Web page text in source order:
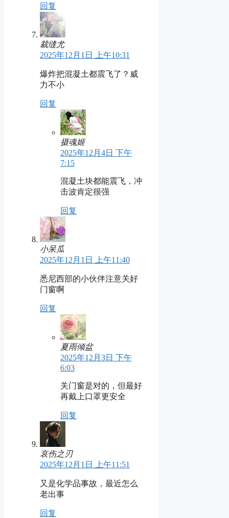
回复
裁缝尤
2025年12月1日 上午10:31
爆炸把混凝土都震飞了？威
力不小
回复
摄魂姬
2025年12月4日 下午
7:15
混凝土块都能震飞，冲
击波肯定很强
回复
小呆瓜
2025年12月1日 上午11:40
悉尼西部的小伙伴注意关好
门窗啊
回复
夏雨倾盆
2025年12月3日 下午
6:03
关门窗是对的，但最好
再戴上口罩更安全
回复
哀伤之刃
2025年12月1日 上午11:51
又是化学品事故，最近怎么
老出事
回复